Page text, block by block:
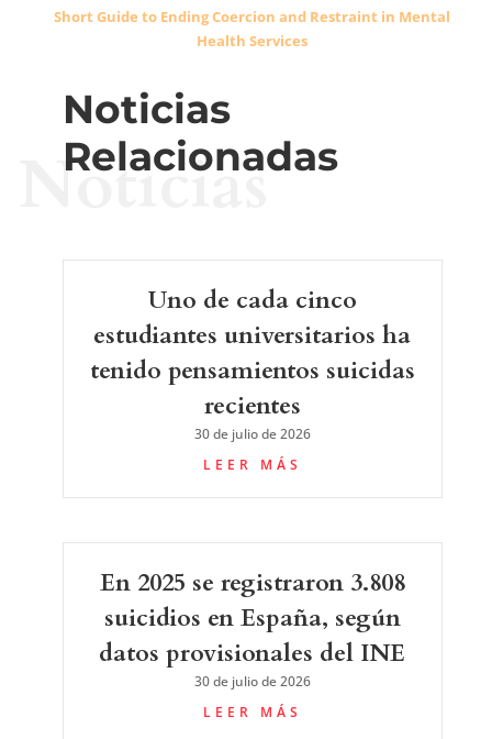
Short Guide to Ending Coercion and Restraint in Mental
Health Services
Noticias
Relacionadas
Noticias
Uno de cada cinco
estudiantes universitarios ha
tenido pensamientos suicidas
recientes
30 de julio de 2026
LEER MÁS
En 2025 se registraron 3.808
suicidios en España, según
datos provisionales del INE
30 de julio de 2026
LEER MÁS